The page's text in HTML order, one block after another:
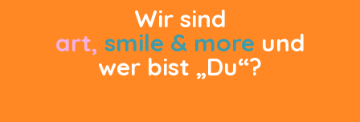
Wir sind
art, smile & more und
wer bist „Du“?